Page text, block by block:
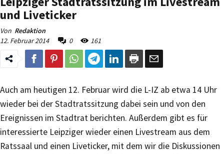
und Liveticker
Von Redaktion
12. Februar 2014
0 161
Auch am heutigen 12. Februar wird die L-IZ ab etwa 14 Uhr
wieder bei der Stadtratssitzung dabei sein und von den
Ereignissen im Stadtrat berichten. Außerdem gibt es für
interessierte Leipziger wieder einen Livestream aus dem
Ratssaal und einen Liveticker, mit dem wir die Diskussionen